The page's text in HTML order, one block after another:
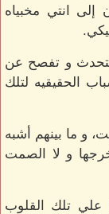
إلى انتي مخبياه
تتحدث و تفصح عن
الحقيقيه لتلك
و ما بينهم أشبه
و لا الصمت
تلك القلوب